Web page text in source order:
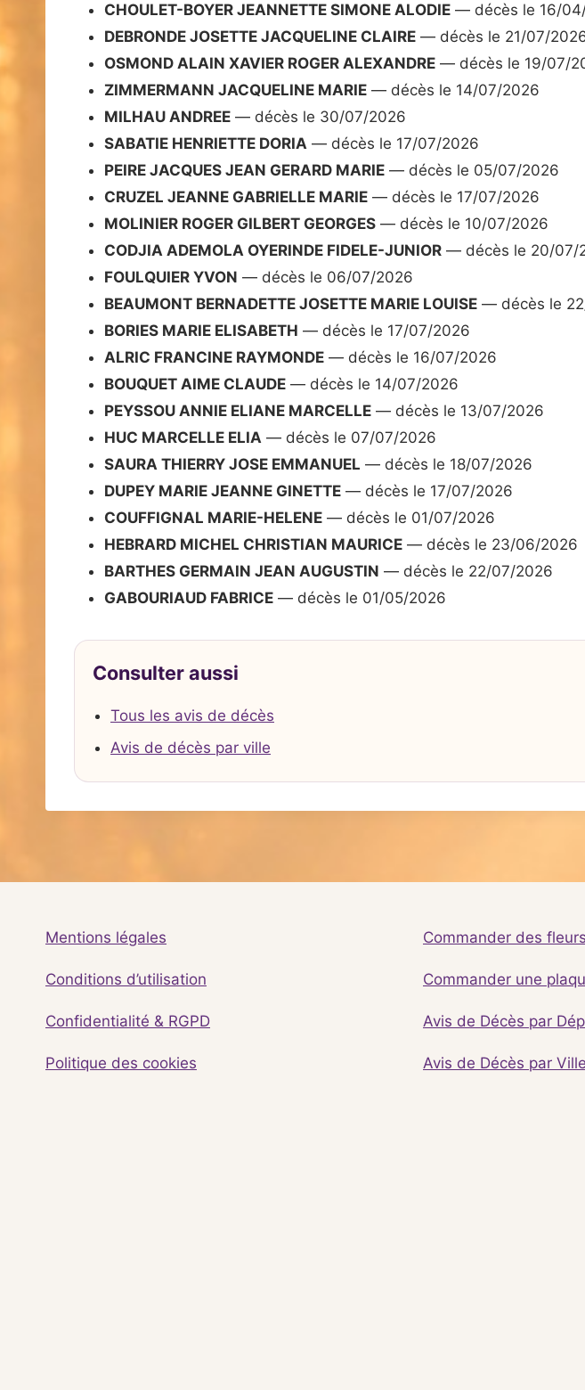
CHOULET-BOYER JEANNETTE SIMONE ALODIE — décès le 16/
DEBRONDE JOSETTE JACQUELINE CLAIRE — décès le 21/07/
OSMOND ALAIN XAVIER ROGER ALEXANDRE — décès le 19/07/
ZIMMERMANN JACQUELINE MARIE — décès le 14/07/2026
MILHAU ANDREE — décès le 30/07/2026
SABATIE HENRIETTE DORIA — décès le 17/07/2026
PEIRE JACQUES JEAN GERARD MARIE — décès le 05/07/2026
CRUZEL JEANNE GABRIELLE MARIE — décès le 17/07/2026
MOLINIER ROGER GILBERT GEORGES — décès le 10/07/2026
CODJIA ADEMOLA OYERINDE FIDELE-JUNIOR — décès le 20/07/
FOULQUIER YVON — décès le 06/07/2026
BEAUMONT BERNADETTE JOSETTE MARIE LOUISE — décès le
BORIES MARIE ELISABETH — décès le 17/07/2026
ALRIC FRANCINE RAYMONDE — décès le 16/07/2026
BOUQUET AIME CLAUDE — décès le 14/07/2026
PEYSSOU ANNIE ELIANE MARCELLE — décès le 13/07/2026
HUC MARCELLE ELIA — décès le 07/07/2026
SAURA THIERRY JOSE EMMANUEL — décès le 18/07/2026
DUPEY MARIE JEANNE GINETTE — décès le 17/07/2026
COUFFIGNAL MARIE-HELENE — décès le 01/07/2026
HEBRARD MICHEL CHRISTIAN MAURICE — décès le 23/06/2026
BARTHES GERMAIN JEAN AUGUSTIN — décès le 22/07/2026
GABOURIAUD FABRICE — décès le 01/05/2026
Consulter aussi
Tous les avis de décès
Avis de décès par ville
Mentions légales
Conditions d’utilisation
Confidentialité & RGPD
Politique des cookies
Commander des fleurs
Commander une
Avis de Décès par
Avis de Décès par Ville